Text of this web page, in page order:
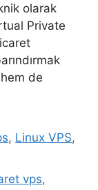
olarak
Private
de
, Linux VPS,
vps,